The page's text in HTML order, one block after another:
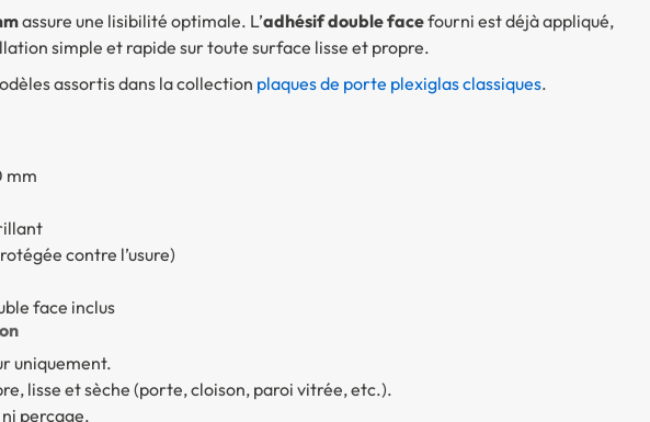
assure une lisibilité optimale. L’adhésif double facefourni est déjà appliqué,
simple et rapide sur toute surface lisse et propre.
assortis dans la collection plaques de porte plexiglas classiques.
mm
contre l’usure)
face inclus
uniquement.
lisse et sèche (porte, cloison, paroi vitrée, etc.).
perçage.